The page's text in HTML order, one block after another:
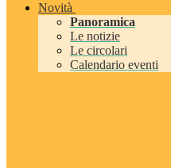
Novità
Panoramica
Le notizie
Le circolari
Calendario eventi